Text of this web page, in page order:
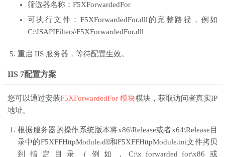
筛选器名称 ：F5XForwardedFor
可执行文件 ：F5XForwardedFor.dll的完整路径，例如
C:\ISAPIFilters\F5XForwardedFor.dll
重启 IIS 服务器，等待配置生效。
IIS 7配置方案
您可以通过安装F5XForwardedFor 模块模块，获取访问者真实IP
地址。
根据服务器的操作系统版本将x86\Release或者x64\Release 目
录中的F5XFFHttpModule.dll和F5XFFHttpModule.ini文件拷贝
到指定目录（例如，C:\x_forwarded_for\x86 或